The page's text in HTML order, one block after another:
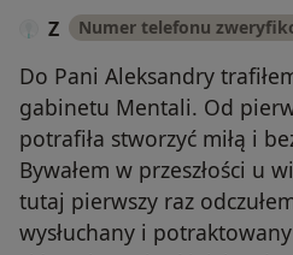
Z Numer telefonu
Do Pani Aleksandry
gabinetu Mentali. Od
potrafiła stworzyć miłą i
Bywałem w przeszłości u
tutaj pierwszy raz
wysłuchany i